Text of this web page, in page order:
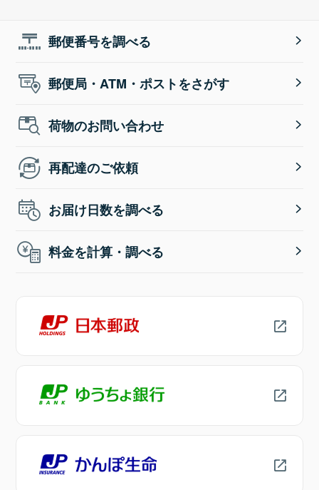
郵便番号を調べる
郵便局・ATM・ポストをさがす
荷物のお問い合わせ
再配達のご依頼
お届け日数を調べる
料金を計算・調べる